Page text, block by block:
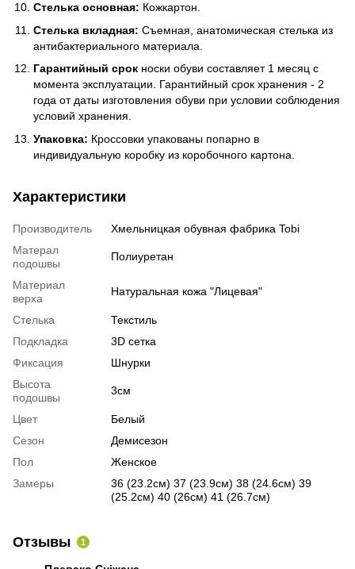
Стелька основная: Кожкартон.
Стелька вкладная: Съемная, анатомическая стелька из
антибактериального материала.
Гарантийный срок носки обуви составляет 1 месяц с
момента эксплуатации. Гарантийный срок хранения - 2
года от даты изготовления обуви при условии соблюдения
условий хранения.
Упаковка: Кроссовки упакованы попарно в
индивидуальную коробку из коробочного картона.
Характеристики
Производитель
Хмельницкая обувная фабрика Tobi
Матерал
подошвы
Полиуретан
Материал
верха
Натуральная кожа "Лицевая"
Стелька
Текстиль
Подкладка
3D сетка
Фиксация
Шнурки
Высота
подошвы
3см
Цвет
Белый
Сезон
Демисезон
Пол
Женское
Замеры
36 (23.2см) 37 (23.9см) 38 (24.6см) 39
(25.2см) 40 (26см) 41 (26.7см)
Отзывы 1